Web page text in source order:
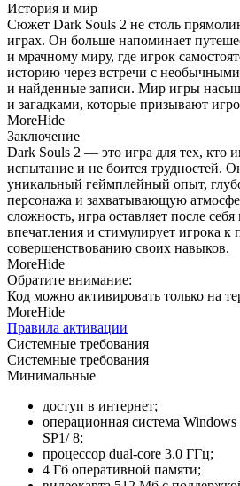
История и мир
Сюжет Dark Souls 2 не столь
играх. Он больше напоминает
и мрачному миру, где игрок
историю через встречи с
и найденные записи. Мир игры
и загадками, которые призывают
MoreHide
Заключение
Dark Souls 2 — это игра для тех, кто
испытание и не боится трудностей.
уникальный геймплейный опыт,
персонажа и захватывающую
сложность, игра оставляет после
впечатления и стимулирует игрока к
совершенствованию своих навыков.
MoreHide
Обратите внимание:
Код можно активировать только на
MoreHide
Правила активации
Системные требования
Системные требования
Минимальные
доступ в интернет;
операционная система
SP1/ 8;
процессор dual-core 3.0 ГГц;
4 Гб оперативной памяти;